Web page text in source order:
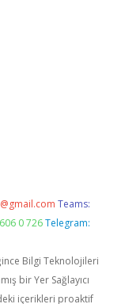
Teams:
0 726 Telegram:
Bilgi Teknolojileri
bir Yer Sağlayıcı
içerikleri proaktif